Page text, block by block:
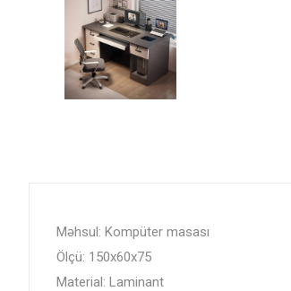
Məhsul: Kompüter masası
Ölçü: 150x60x75
Material: Laminant